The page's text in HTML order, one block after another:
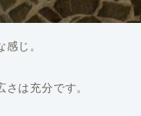
感じ。
さは充分です。